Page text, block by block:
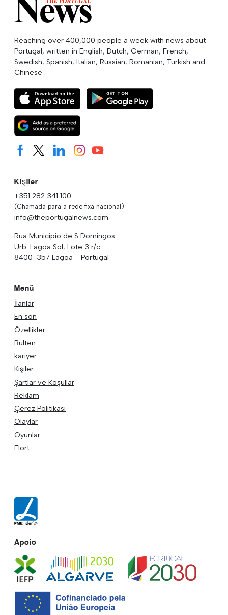
Reaching over 400,000 people a week with news about
Portugal, written in English, Dutch, German, French,
Swedish, Spanish, Italian, Russian, Romanian, Turkish and
Chinese.
Kişiler
+351 282 341 100
(Chamada para a rede fixa nacional)
info@theportugalnews.com
Rua Municipio de S Domingos
Urb. Lagoa Sol, Lote 3 r/c
8400-357 Lagoa - Portugal
Menü
İlanlar
En son
Özellikler
Bülten
kariyer
Kişiler
Şartlar ve Koşullar
Reklam
Çerez Politikası
Olaylar
Oyunlar
Flört
Apoio